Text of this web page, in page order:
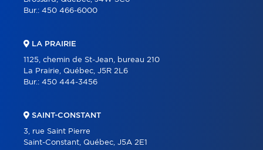
Bur.: 450 466-6000
LA PRAIRIE
1125, chemin de St-Jean, bureau 210
La Prairie, Québec, J5R 2L6
Bur.: 450 444-3456
SAINT-CONSTANT
3, rue Saint Pierre
Saint-Constant, Québec, J5A 2E1